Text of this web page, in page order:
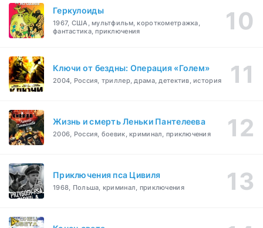
Геркулоиды
1967, США, мультфильм, короткометражка,
фантастика, приключения
Ключи от бездны: Операция «Голем»
2004, Россия, триллер, драма, детектив, история
Жизнь и смерть Леньки Пантелеева
2006, Россия, боевик, криминал, приключения
Приключения пса Цивиля
1968, Польша, криминал, приключения